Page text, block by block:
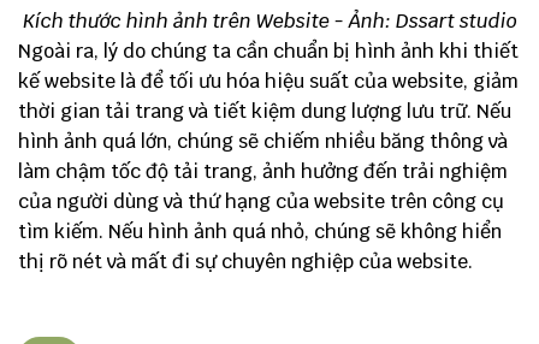
Kích thước hình ảnh trên Website - Ảnh: Dssart studio
Ngoài ra, lý do chúng ta cần chuẩn bị hình ảnh khi thiết
kế website là để tối ưu hóa hiệu suất của website, giảm
thời gian tải trang và tiết kiệm dung lượng lưu trữ. Nếu
hình ảnh quá lớn, chúng sẽ chiếm nhiều băng thông và
làm chậm tốc độ tải trang, ảnh hưởng đến trải nghiệm
của người dùng và thứ hạng của website trên công cụ
tìm kiếm. Nếu hình ảnh quá nhỏ, chúng sẽ không hiển
thị rõ nét và mất đi sự chuyên nghiệp của website.